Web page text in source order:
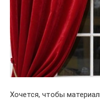
Хочется, чтобы